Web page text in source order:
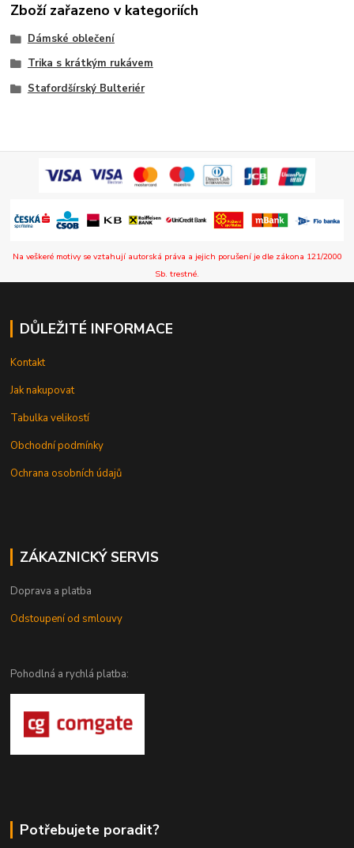
Zboží zařazeno v kategoriích
Dámské oblečení
Trika s krátkým rukávem
Stafordšírský Bulteriér
Na veškeré motivy se vztahují autorská práva a jejich porušení je dle zákona 121/2000
Sb. trestné.
DŮLEŽITÉ INFORMACE
Kontakt
Jak nakupovat
Tabulka velikostí
Obchodní podmínky
Ochrana osobních údajů
ZÁKAZNICKÝ SERVIS
Doprava a platba
Odstoupení od smlouvy
Pohodlná a rychlá platba:
Potřebujete poradit?